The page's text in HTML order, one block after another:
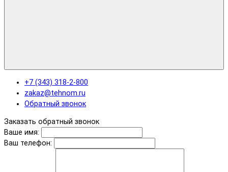
+7 (343) 318-2-800
zakaz@tehnom.ru
Обратный звонок
Заказать обратный звонок
Ваше имя:
Ваш телефон: